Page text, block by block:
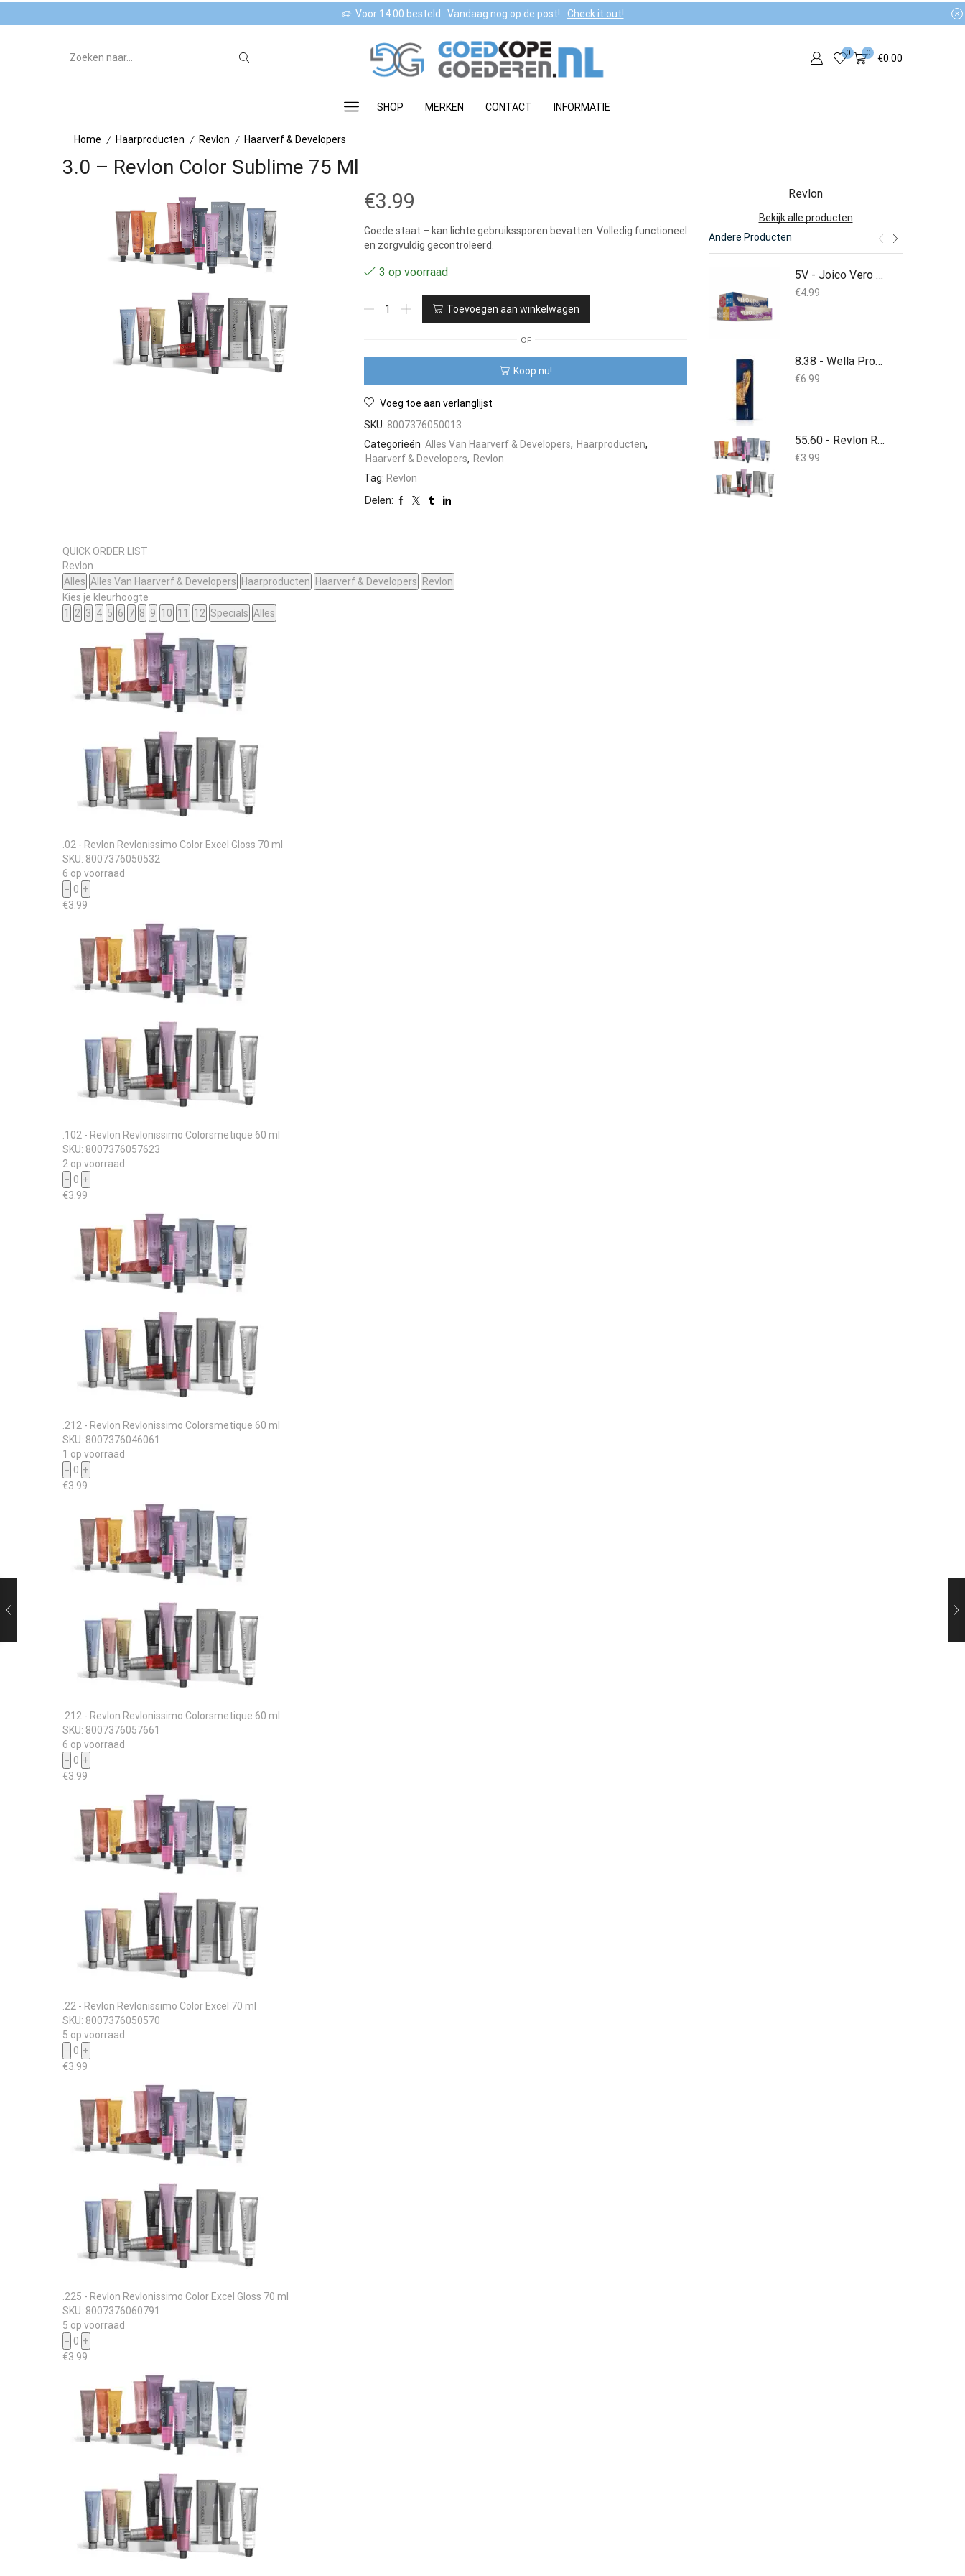
Voor 14:00 besteld.. Vandaag nog op de post! Check it out!
0 0 €0.00
SHOP MERKEN CONTACT INFORMATIE
Home / Haarproducten / Revlon / Haarverf & Developers
3.0 – Revlon Color Sublime 75 Ml
€3.99
Goede staat – kan lichte gebruikssporen bevatten. Volledig functioneel
en zorgvuldig gecontroleerd.
3 op voorraad
Sublime
ml
aantal
Toevoegen aan winkelwagen
OF
Koop nu!
Voeg toe aan verlanglijst
SKU: 8007376050013
Categorieën Alles Van Haarverf & Developers, Haarproducten,
Haarverf & Developers, Revlon
Tag: Revlon
Delen:
Revlon
Bekijk alle producten
Andere Producten
5V - Joico Vero K-Pak - Haarverf
€4.99
8.38 - Wella Professionals - Koleston Perfect - 60ml
€6.99
55.60 - Revlon Revlonissimo Colorsmetique 60 ml
€3.99
QUICK ORDER LIST
Revlon
Alles Alles Van Haarverf & Developers Haarproducten Haarverf & Developers
Revlon
Kies je kleurhoogte
1
2 3 4 5 6 7 8 9 10 11 12 Specials Alles
.02 - Revlon Revlonissimo Color Excel Gloss 70 ml
SKU: 8007376050532
6 op voorraad
− 0 +
€3.99
.102 - Revlon Revlonissimo Colorsmetique 60 ml
SKU: 8007376057623
2 op voorraad
− 0 +
€3.99
.212 - Revlon Revlonissimo Colorsmetique 60 ml
SKU: 8007376046061
1 op voorraad
− 0 +
€3.99
.212 - Revlon Revlonissimo Colorsmetique 60 ml
SKU: 8007376057661
6 op voorraad
− 0 +
€3.99
.22 - Revlon Revlonissimo Color Excel 70 ml
SKU: 8007376050570
5 op voorraad
− 0 +
€3.99
.225 - Revlon Revlonissimo Color Excel Gloss 70 ml
SKU: 8007376060791
5 op voorraad
− 0 +
€3.99